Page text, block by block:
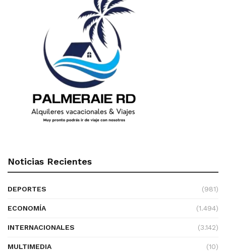
Noticias Recientes
DEPORTES (981)
ECONOMÍA (1.494)
INTERNACIONALES (3.142)
MULTIMEDIA (10)